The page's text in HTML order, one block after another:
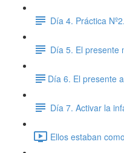
Día 4. Práctica
Día 5. El presente
​Día 6. El presente
Día 7. Activar la
Ellos estaban